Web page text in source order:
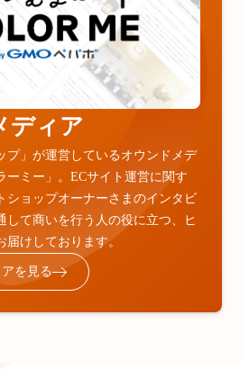
ディア
プ」が運営しているオウンドメデ
ーミー」。ECサイト運営に関す
ショップオーナーさまのインタビ
して商いを行う人の役に立つ、ヒ
届けしております。
アを見る